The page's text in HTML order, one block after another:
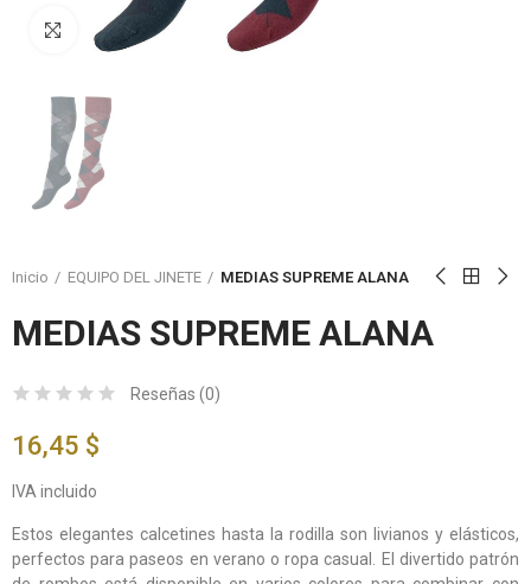
Click to enlarge
Inicio EQUIPO DEL JINETE MEDIAS SUPREME ALANA
MEDIAS SUPREME ALANA
Reseñas (0)
16,45 $
IVA incluido
Estos elegantes calcetines hasta la rodilla son livianos y elásticos,
perfectos para paseos en verano o ropa casual. El divertido patrón